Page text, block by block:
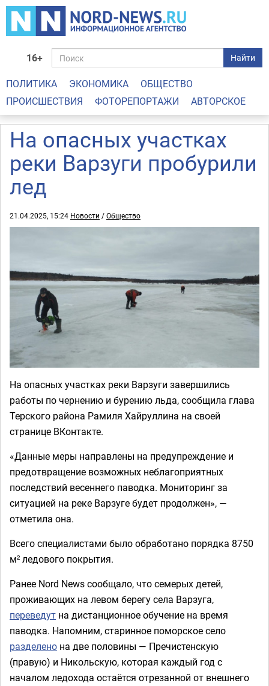
16+ Найти
ПОЛИТИКА ЭКОНОМИКА
ОБЩЕСТВО
ПРОИСШЕСТВИЯ
ФОТОРЕПОРТАЖИ АВТОРСКОЕ
На опасных участках
реки Варзуги пробурили
лед
21.04.2025, 15:24 Новости /Общество
На опасных участках реки Варзуги завершились
работы по чернению и бурению льда, сообщила глава
Терского района Рамиля Хайруллина на своей
странице ВКонтакте.
«Данные меры направлены на предупреждение и
предотвращение возможных неблагоприятных
последствий весеннего паводка. Мониторинг за
ситуацией на реке Варзуге будет продолжен», —
отметила она.
Всего специалистами было обработано порядка 8750
м² ледового покрытия.
Ранее Nord News сообщало, что семерых детей,
проживающих на левом берегу села Варзуга,
переведут на дистанционное обучение на время
паводка. Напомним, старинное поморское село
разделено на две половины — Пречистенскую
(правую) и Никольскую, которая каждый год с
началом ледохода остаётся отрезанной от внешнего